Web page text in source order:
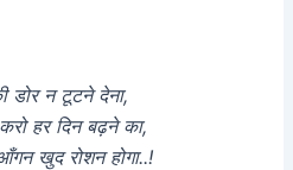
डोर न टूटने देना,
हर दिन बढ़ने का,
खुद रोशन होगा..!